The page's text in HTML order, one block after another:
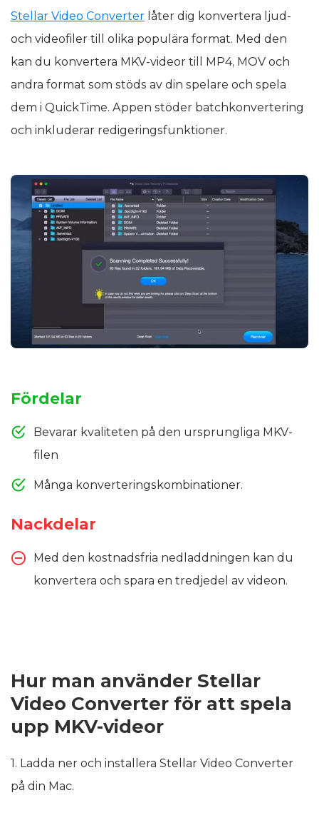
Stellar Video Converter låter dig konvertera ljud-
och videofiler till olika populära format. Med den
kan du konvertera MKV-videor till MP4, MOV och
andra format som stöds av din spelare och spela
dem i QuickTime. Appen stöder batchkonvertering
och inkluderar redigeringsfunktioner.
Fördelar
Bevarar kvaliteten på den ursprungliga MKV-
filen
Många konverteringskombinationer.
Nackdelar
Med den kostnadsfria nedladdningen kan du
konvertera och spara en tredjedel av videon.
Hur man använder Stellar
Video Converter för att spela
upp MKV-videor
1. Ladda ner och installera Stellar Video Converter
på din Mac.